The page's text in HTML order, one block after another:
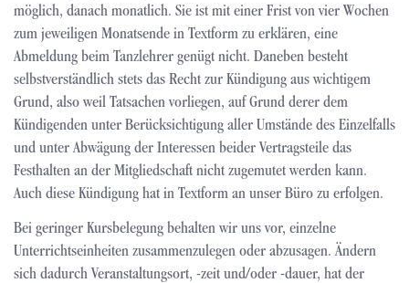
möglich, danach monatlich. Sie ist mit einer Frist von vier Wochen
zum jeweiligen Monatsende in Textform zu erklären, eine
Abmeldung beim Tanzlehrer genügt nicht. Daneben besteht
selbstverständlich stets das Recht zur Kündigung aus wichtigem
Grund, also weil Tatsachen vorliegen, auf Grund derer dem
Kündigenden unter Berücksichtigung aller Umstände des Einzelfalls
und unter Abwägung der Interessen beider Vertragsteile das
Festhalten an der Mitgliedschaft nicht zugemutet werden kann.
Auch diese Kündigung hat in Textform an unser Büro zu erfolgen.
Bei geringer Kursbelegung behalten wir uns vor, einzelne
Unterrichtseinheiten zusammenzulegen oder abzusagen. Ändern
sich dadurch Veranstaltungsort, -zeit und/oder -dauer, hat der